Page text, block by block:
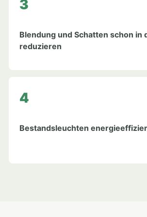
Blendung und Schatten schon in
reduzieren
Bestandsleuchten